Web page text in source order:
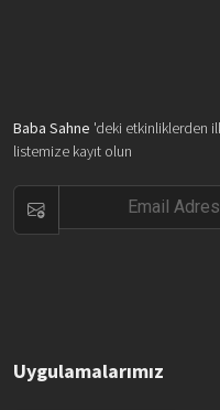
Baba Sahne 'deki etkinliklerden
listemize kayıt olun
Uygulamalarımız